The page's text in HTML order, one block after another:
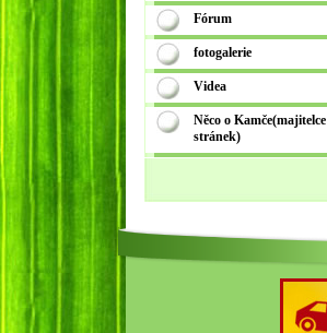
Fórum
fotogalerie
Videa
Něco o Kamče(majitelce
stránek)